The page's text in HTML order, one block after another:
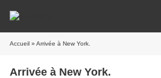
Accueil » Arrivée à New York.
Arrivée à New York.